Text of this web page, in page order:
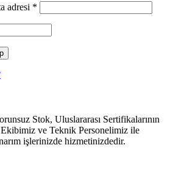
adresi *
Stok, Uluslararası Sertifikalarının
Ekibimiz ve Teknik Personelimiz ile
işlerinizde hizmetinizdedir.